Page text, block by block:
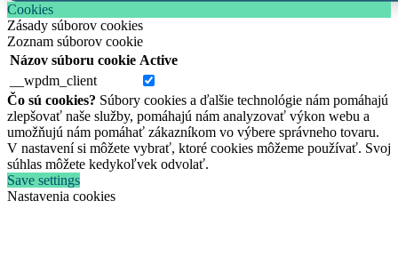
Cookies
Zásady súborov cookies
Zoznam súborov cookie
Názov súboru cookie Active
__wpdm_client
Čo sú cookies? Súbory cookies a ďalšie technológie nám pomáhajú
zlepšovať naše služby, pomáhajú nám analyzovať výkon webu a
umožňujú nám pomáhať zákazníkom vo výbere správneho tovaru.
V nastavení si môžete vybrať, ktoré cookies môžeme používať. Svoj
súhlas môžete kedykoľvek odvolať.
Save settings
Nastavenia cookies